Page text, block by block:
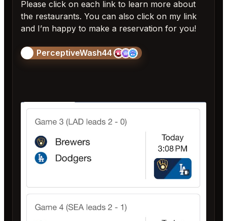
Please click on each link to learn more about
the restaurants. You can also click on my link
and I’m happy to make a reservation for you!
PerceptiveWash44